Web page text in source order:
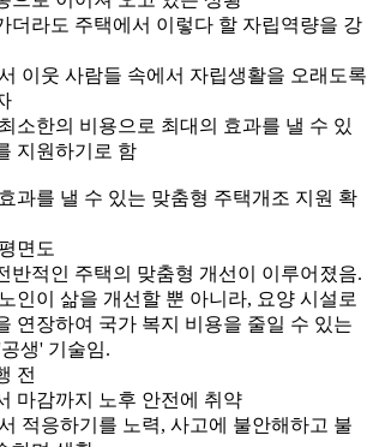
더라도 주택에서 이렇다 할 자립역량을 강
이웃 사람들 속에서 자립생활을 오래도록
소한의 비용으로 최대의 효과를 낼 수 있
지원하기로 함
과를 낼 수 있는 맞춤형 주택개조 지원 확
반적인 주택의 맞춤형 개선이 이루어졌음.
인이 삶을 개선할 뿐 아니라, 요양 시설로
연장하여 국가 복지 비용을 줄일 수 있는
생' 기술임.
전
마감까지
노후 안전에 취약
적응하기를 노력, 사고에 불안해하고 불